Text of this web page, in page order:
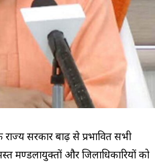
राज्य सरकार बाढ़ से प्रभावित सभी
मण्डलायुक्तों और जिलाधिकारियों को